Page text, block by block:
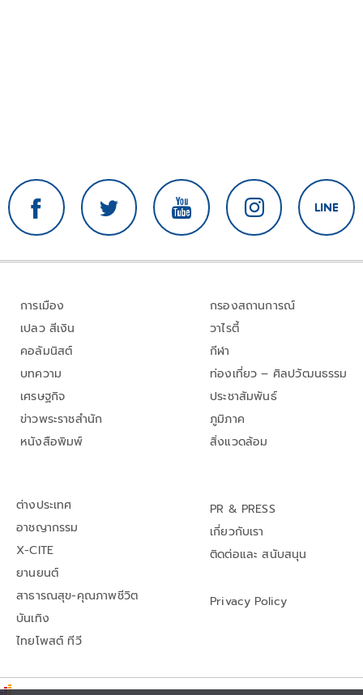
การเมือง
เปลว สีเงิน
คอลัมนิสต์
บทความ
เศรษฐกิจ
ข่าวพระราชสำนัก
หนังสือพิมพ์
กรองสถานการณ์
วาไรตี้
กีฬา
ท่องเที่ยว – ศิลปวัฒนธรรม
ประชาสัมพันธ์
ภูมิภาค
สิ่งแวดล้อม
ต่างประเทศ
อาชญากรรม
X-CITE
ยานยนต์
สาธารณสุข-คุณภาพชีวิต
บันเทิง
ไทยโพสต์ ทีวี
PR & PRESS
เกี่ยวกับเรา
ติดต่อและ สนับสนุน
Privacy Policy